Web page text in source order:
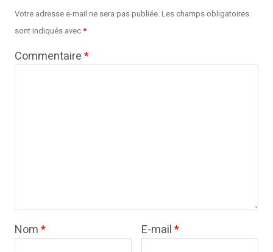
Votre adresse e-mail ne sera pas publiée.Les champs obligatoires
sont indiqués avec*
Commentaire*
Nom* E-mail*